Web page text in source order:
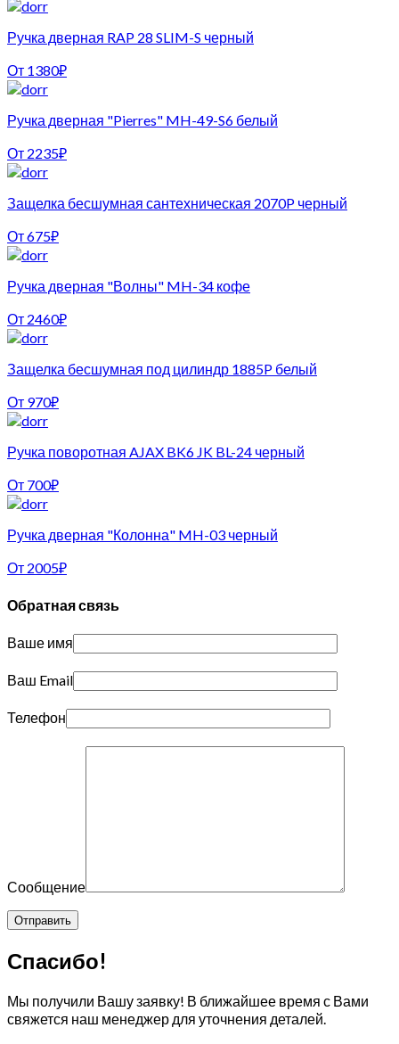
Ручка дверная RAP 28 SLIM-S черный
От 1380₽
Ручка дверная "Pierres" MH-49-S6 белый
От 2235₽
Защелка бесшумная сантехническая 2070P черный
От675₽
Ручка дверная "Волны" MH-34 кофе
От 2460₽
Защелка бесшумная под цилиндр 1885P белый
От 970₽
Ручка поворотная AJAX BK6 JK BL-24 черный
От 700₽
Ручка дверная "Колонна" MH-03 черный
От 2005₽
Обратная связь
Ваше имя
Ваш Email
Телефон
Сообщение
Спасибо!
Мы получили Вашу заявку! В ближайшее время с Вами
свяжется наш менеджер для уточнения деталей.